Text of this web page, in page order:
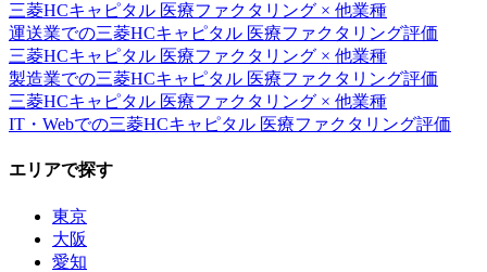
三菱HCキャピタル 医療ファクタリング × 他業種
運送業での三菱HCキャピタル 医療ファクタリング評価
三菱HCキャピタル 医療ファクタリング × 他業種
製造業での三菱HCキャピタル 医療ファクタリング評価
三菱HCキャピタル 医療ファクタリング × 他業種
IT・Webでの三菱HCキャピタル 医療ファクタリング評価
エリアで探す
東京
大阪
愛知